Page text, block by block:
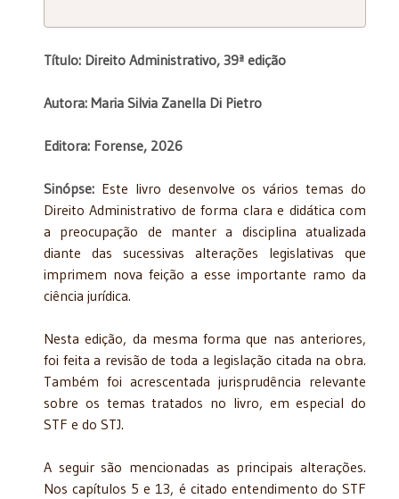
Título: Direito Administrativo, 39ª edição
Autora: Maria Silvia Zanella Di Pietro
Editora: Forense, 2026
Sinópse: Este livro desenvolve os vários temas do
Direito Administrativo de forma clara e didática com
a preocupação de manter a disciplina atualizada
diante das sucessivas alterações legislativas que
imprimem nova feição a esse importante ramo da
ciência jurídica.
Nesta edição, da mesma forma que nas anteriores,
foi feita a revisão de toda a legislação citada na obra.
Também foi acrescentada jurisprudência relevante
sobre os temas tratados no livro, em especial do
STF e do STJ.
A seguir são mencionadas as principais alterações.
Nos capítulos 5 e 13, é citado entendimento do STF